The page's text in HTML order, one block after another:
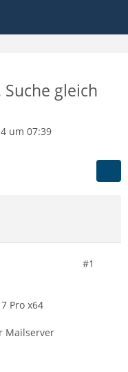
gleich
um 07:39
#1
Pro x64
Mailserver